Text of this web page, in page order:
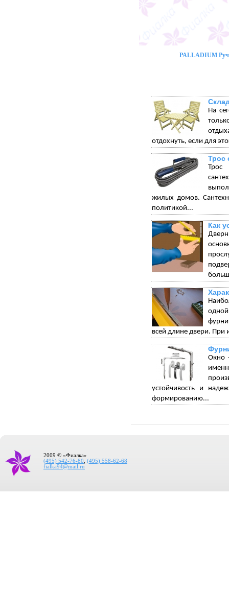
PALLADIUM
На
отдохнуть, если для
Трос
Трос
жилых домов.
политикой...
Как
всей длине двери. При
Окно
устойчивость и
формированию...
2009 © «Фиалка»
(495) 542-76-80
(495) 558-62-68
fialka94@mail.ru